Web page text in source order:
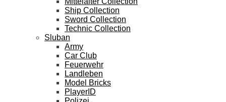
Ship Collection
Sword Collection
Technic Collection
Sluban
Army
Car Club
Feuerwehr
Landleben
Model Bricks
PlayerID